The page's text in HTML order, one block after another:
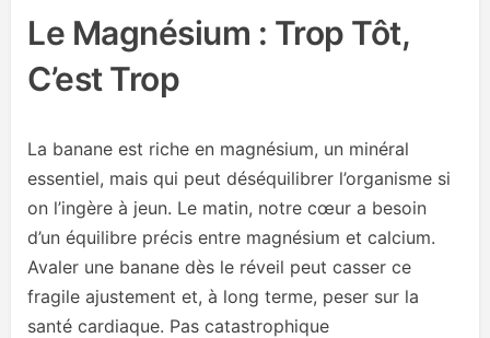
Le Magnésium : Trop Tôt,
C’est Trop
La banane est riche en magnésium, un minéral
essentiel, mais qui peut déséquilibrer l’organisme si
on l’ingère à jeun. Le matin, notre cœur a besoin
d’un équilibre précis entre magnésium et calcium.
Avaler une banane dès le réveil peut casser ce
fragile ajustement et, à long terme, peser sur la
santé cardiaque. Pas catastrophique